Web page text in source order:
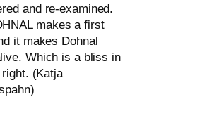
and re-exami­ned.
makes a first
it makes Dohnal
Which is a bliss in
(Katja